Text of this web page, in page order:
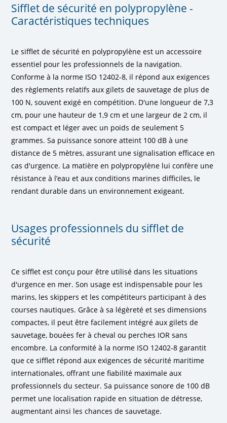
Sifflet de sécurité en polypropylène -
Caractéristiques techniques
Le sifflet de sécurité en polypropylène est un accessoire
essentiel pour les professionnels de la navigation.
Conforme à la norme ISO 12402-8, il répond aux exigences
des règlements relatifs aux gilets de sauvetage de plus de
100 N, souvent exigé en compétition. D'une longueur de 7,3
cm, pour une hauteur de 1,9 cm et une largeur de 2 cm, il
est compact et léger avec un poids de seulement 5
grammes. Sa puissance sonore atteint 100 dB à une
distance de 5 mètres, assurant une signalisation efficace en
cas d'urgence. La matière en polypropylène lui confère une
résistance à l’eau et aux conditions marines difficiles, le
rendant durable dans un environnement exigeant.
Usages professionnels du sifflet de
sécurité
Ce sifflet est conçu pour être utilisé dans les situations
d'urgence en mer. Son usage est indispensable pour les
marins, les skippers et les compétiteurs participant à des
courses nautiques. Grâce à sa légèreté et ses dimensions
compactes, il peut être facilement intégré aux gilets de
sauvetage, bouées fer à cheval ou perches IOR sans
encombre. La conformité à la norme ISO 12402-8 garantit
que ce sifflet répond aux exigences de sécurité maritime
internationales, offrant une fiabilité maximale aux
professionnels du secteur. Sa puissance sonore de 100 dB
permet une localisation rapide en situation de détresse,
augmentant ainsi les chances de sauvetage.